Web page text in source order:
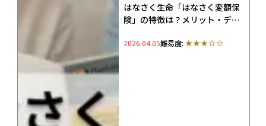
はなさく生命「はなさく変額保
険」の特徴は？メリット・デメ
2026.04.05難易度: